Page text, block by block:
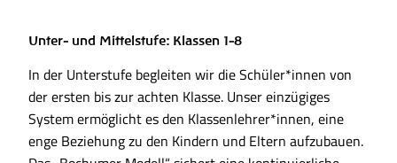
Unter- und Mittelstufe: Klassen 1-8
In der Unterstufe begleiten wir die Schüler*innen von
der ersten bis zur achten Klasse. Unser einzügiges
System ermöglicht es den Klassenlehrer*innen, eine
enge Beziehung zu den Kindern und Eltern aufzubauen.